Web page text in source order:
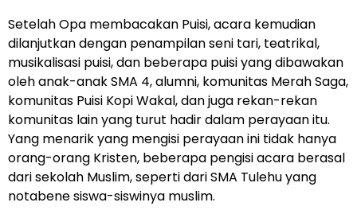
Setelah Opa membacakan Puisi, acara kemudian
dilanjutkan dengan penampilan seni tari, teatrikal,
musikalisasi puisi, dan beberapa puisi yang dibawakan
oleh anak-anak SMA 4, alumni, komunitas Merah Saga,
komunitas Puisi Kopi Wakal, dan juga rekan-rekan
komunitas lain yang turut hadir dalam perayaan itu.
Yang menarik yang mengisi perayaan ini tidak hanya
orang-orang Kristen, beberapa pengisi acara berasal
dari sekolah Muslim, seperti dari SMA Tulehu yang
notabene siswa-siswinya muslim.